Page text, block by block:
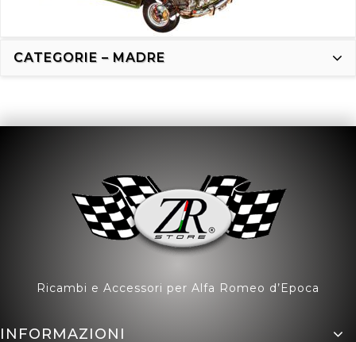
CATEGORIE – MADRE
Ricambi e Accessori per Alfa Romeo d’Epoca
INFORMAZIONI